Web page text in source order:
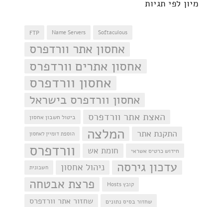
מיון לפי תגיות
FTP Name Servers Softaculous
אחסון אתר וורדפרס
אחסון אתרים וורדפרס
אחסון וורדפרס
אחסון וורדפרס בישראל
ביטול חשבון אחסון האצת אתר וורדפרס
הוספת דומיין לאחסון המלצה התקנת אתר
וורדפרס חומת אש חידוש כרטיס אשראי
חשבונית ניהול אחסון
עדכון גירסה
פרצת אבטחה
קובץ Hosts
שחזור אתר וורדפרס שחזור בסיס נתונים